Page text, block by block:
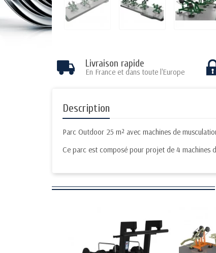
Livraison rapide
En France et dans toute l'Europe
Description
Parc Outdoor 25 m² avec machines de
Ce parc est composé pour projet de 4 machines